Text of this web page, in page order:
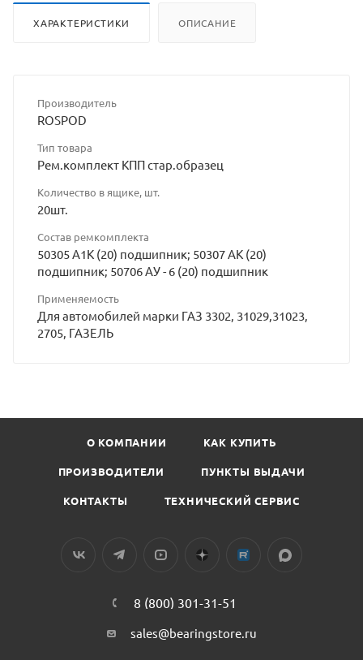
ХАРАКТЕРИСТИКИ ОПИСАНИЕ
Производитель
ROSPOD
Тип товара
Рем.комплект КПП стар.образец
Количество в ящике, шт.
20шт.
Состав ремкомплекта
50305 А1К (20) подшипник; 50307 АК (20)
подшипник; 50706 АУ - 6 (20) подшипник
Применяемость
Для автомобилей марки ГАЗ 3302, 31029,31023,
2705, ГАЗЕЛЬ
О КОМПАНИИ КАК КУПИТЬ
ПРОИЗВОДИТЕЛИ ПУНКТЫ ВЫДАЧИ
КОНТАКТЫ ТЕХНИЧЕСКИЙ СЕРВИС
8 (800) 301-31-51
sales@bearingstore.ru